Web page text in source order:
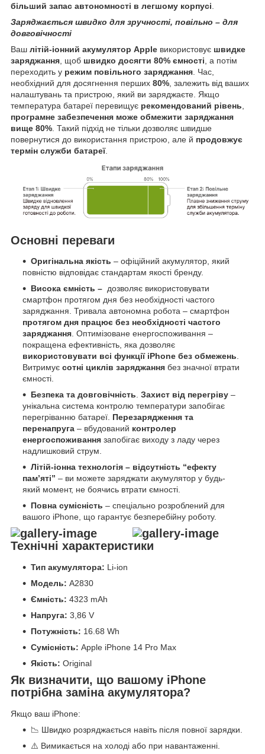
більший запас автономності в легшому корпусі
Заряджається швидко для зручності, повільно – для
довговічності
Ваш літій-іонний акумулятор Apple використовує швидке
заряджання , щоб швидко досягти 80% ємності , а потім
переходить у режим повільного заряджання . Час,
необхідний для досягнення перших 80% , залежить від ваших
налаштувань та пристрою, який ви заряджаєте. Якщо
температура батареї перевищує рекомендований рівень
програмне забезпечення може обмежити заряджання
вище 80% . Такий підхід не тільки дозволяє швидше
повернутися до використання пристрою, але й продовжує
термін служби батареї.
Основні переваги
Оригінальна якість – офіційний акумулятор, який
повністю відповідає стандартам якості бренду.
Висока ємність – дозволяє використовувати
смартфон протягом дня без необхідності частого
заряджання. Тривала автономна робота – смартфон
протягом дня працює без необхідності частого
заряджання. Оптимізоване енергоспоживання –
покращена ефективність, яка дозволяє
використовувати всі функції iPhone без обмежень.
Витримує сотні циклів заряджання без значної втрати
ємності.
Безпека та довговічність. Захист від перегріву –
унікальна система контролю температури запобігає
перегріванню батареї. Перезарядження та
перенапруга – вбудований контролер
енергоспоживання запобігає виходу з ладу через
надлишковий струм.
Літій-іонна технологія – відсутність “ефекту
пам’яті” – ви можете заряджати акумулятор у будь-
який момент, не боячись втрати ємності.
Повна сумісність – спеціально розроблений для
вашого iPhone, що гарантує безперебійну роботу.
Технічні характеристики
Тип акумулятора: Li-ion
Модель: A2830
Ємність: 4323 mAh
Напруга: 3,86 V
Потужність: 16.68 Wh
Сумісність: Apple iPhone 14 Pro Max
Якість: Original
Як визначити, що вашому iPhone
потрібна заміна акумулятора?
Якщо ваш iPhone:
📉 Швидко розряджається навіть після повної зарядки.
⚠️ Вимикається на холоді або при навантаженні.